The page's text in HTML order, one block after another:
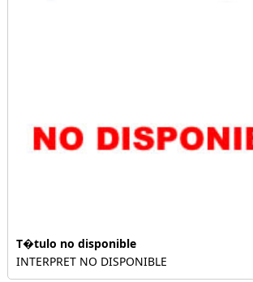
T�tulo no disponible
INTERPRET NO DISPONIBLE